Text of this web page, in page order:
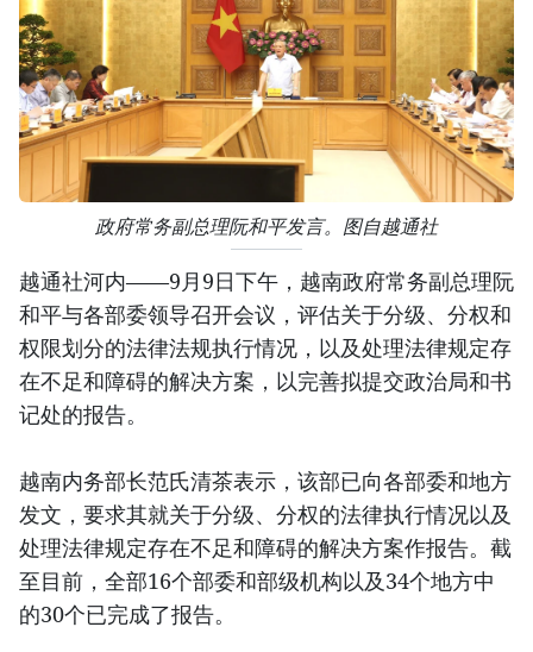
政府常务副总理阮和平发言。图自越通社
越通社河内——9月9日下午，越南政府常务副总理阮
和平与各部委领导召开会议，评估关于分级、分权和
权限划分的法律法规执行情况，以及处理法律规定存
在不足和障碍的解决方案，以完善拟提交政治局和书
记处的报告。
越南内务部长范氏清茶表示，该部已向各部委和地方
发文，要求其就关于分级、分权的法律执行情况以及
处理法律规定存在不足和障碍的解决方案作报告。截
至目前，全部16个部委和部级机构以及34个地方中
的30个已完成了报告。